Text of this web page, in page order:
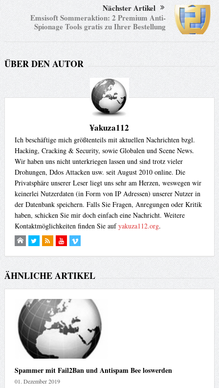
Nächster Artikel
Emsisoft Sommeraktion: 2 Premium Anti-
Spionage Tools gratis zu Ihrer Bestellung
ÜBER DEN AUTOR
¥akuza112
Ich beschäftige mich größtenteils mit aktuellen Nachrichten bzgl.
Hacking, Cracking & Security, sowie Globalen und Scene News.
Wir haben uns nicht unterkriegen lassen und sind trotz vieler
Drohungen, Ddos Attacken usw. seit August 2010 online. Die
Privatsphäre unserer Leser liegt uns sehr am Herzen, weswegen wir
keinerlei Nutzerdaten (in Form von IP Adressen) unserer Nutzer in
der Datenbank speichern. Falls Sie Fragen, Anregungen oder Kritik
haben, schicken Sie mir doch einfach eine Nachricht. Weitere
Kontaktmöglichkeiten finden Sie aufyakuza112.org.
ÄHNLICHE ARTIKEL
Spammer mit Fail2Ban und Antispam Bee loswerden
01. Dezember 2019